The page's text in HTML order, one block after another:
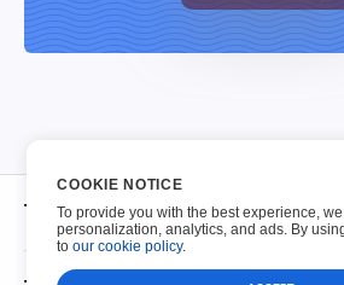
Trong khoảng
Trong khoảng
COOKIE NOTICE
To provide you with the best experience,
personalization, analytics, and ads. By
toour cookie policy.